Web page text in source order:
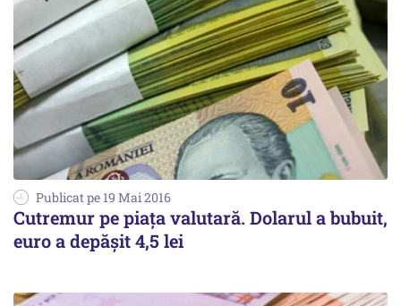
Publicat pe 19 Mai 2016
Cutremur pe piața valutară. Dolarul a bubuit,
euro a depășit 4,5 lei